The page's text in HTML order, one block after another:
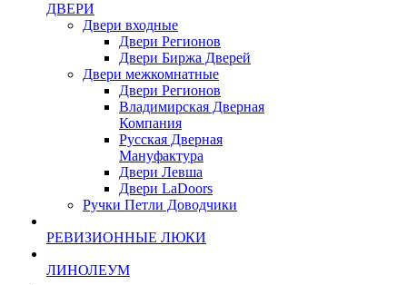
ДВЕРИ
Двери входные
Двери Регионов
Двери Биржа Дверей
Двери межкомнатные
Двери Регионов
Владимирская Дверная
Компания
Русская Дверная
Мануфактура
Двери Левша
Двери LaDoors
Ручки Петли Доводчики
РЕВИЗИОННЫЕ ЛЮКИ
ЛИНОЛЕУМ